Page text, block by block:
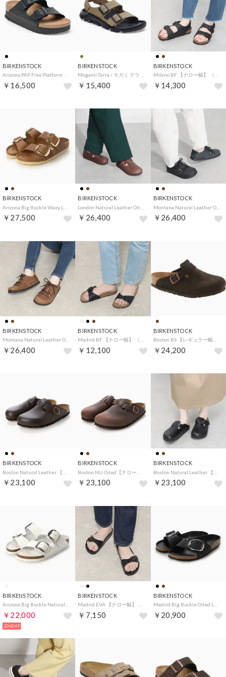
BIRKENSTOCK
￥16,500
BIRKENSTOCK
￥15,400
BIRKENSTOCK
￥14,300
BIRKENSTOCK
￥27,500
BIRKENSTOCK
￥26,400
BIRKENSTOCK
Montana Natural Leather Oiled 【ナロー幅】 ユニセックス （ブラック）
￥26,400
BIRKENSTOCK
￥26,400
BIRKENSTOCK
￥12,100
BIRKENSTOCK
￥24,200
BIRKENSTOCK
￥23,100
BIRKENSTOCK
￥23,100
BIRKENSTOCK
￥23,100
BIRKENSTOCK
￥22,000
20%OFF
BIRKENSTOCK
￥7,150
BIRKENSTOCK
￥20,900